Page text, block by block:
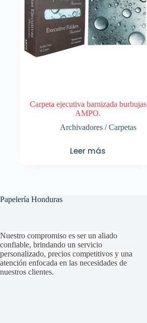
Carpeta ejecutiva barnizada burbujas
AMPO.
Archivadores / Carpetas
Leer más
Papelería Honduras
Nuestro compromiso es ser un aliado
confiable, brindando un servicio
personalizado, precios competitivos y una
atención enfocada en las necesidades de
nuestros clientes.